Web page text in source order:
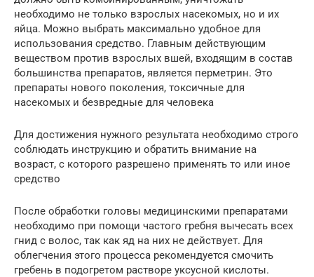
необходимо не только взрослых насекомых, но и их
яйца. Можно выбрать максимально удобное для
использования средство. Главным действующим
веществом против взрослых вшей, входящим в состав
большинства препаратов, является перметрин. Это
препараты нового поколения, токсичные для
насекомых и безвредные для человека
Для достижения нужного результата необходимо строго
соблюдать инструкцию и обратить внимание на
возраст, с которого разрешено применять то или иное
средство
После обработки головы медицинскими препаратами
необходимо при помощи частого гребня вычесать всех
гнид с волос, так как яд на них не действует. Для
облегчения этого процесса рекомендуется смочить
гребень в подогретом растворе уксусной кислоты.